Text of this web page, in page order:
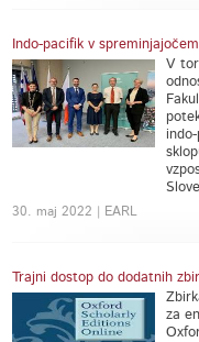
Indo-pacifik v
V
30. maj 2022 | EARL
Trajni dostop do dodatnih
za